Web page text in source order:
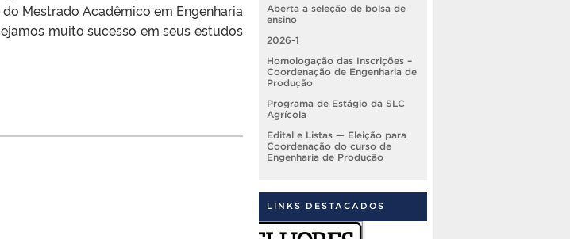
Mestrado Acadêmico em Engenharia
muito sucesso em seus estudos
Aberta a seleção de bolsa de
ensino
2026-1
Homologação das Inscrições –
Coordenação de Engenharia de
Produção
Programa de Estágio da SLC
Agrícola
Edital e Listas — Eleição para
Coordenação do curso de
Engenharia de Produção
LINKS DESTACADOS